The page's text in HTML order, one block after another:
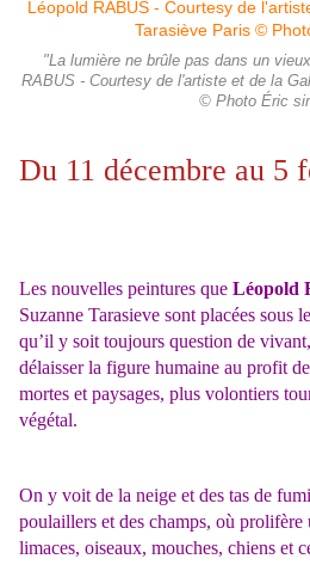
"La lumière ne brûle pas dans un
RABUS - Courtesy de l'artiste et de la
© Photo Éric
Du 11 décembre au 5
Les nouvelles peintures que Léopold
Suzanne Tarasieve sont placées sous
qu’il y soit toujours question de
délaisser la figure humaine au profit
mortes et paysages, plus volontiers
végétal.
On y voit de la neige et des tas de
poulaillers et des champs, où prolifère
limaces, oiseaux, mouches, chiens et